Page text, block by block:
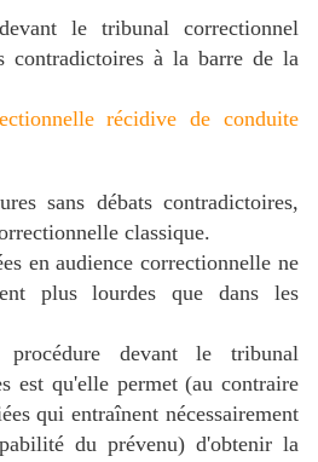
le tribunal correctionnel
contradictoires à la barre de la
récidive de conduite
sans débats contradictoires,
classique.
en audience correctionnelle ne
plus lourdes que dans les
devant le tribunal
est qu'elle permet (au contraire
qui entraînent nécessairement
du prévenu) d'obtenir la